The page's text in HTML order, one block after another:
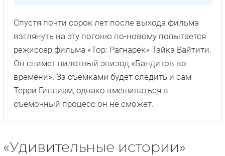
Спустя почти сорок лет после выхода фильма
взглянуть на эту погоню по-новому попытается
режиссер фильма «Тор: Рагнарёк» Тайка Вайтити.
Он снимет пилотный эпизод «Бандитов во
времени». За съемками будет следить и сам
Терри Гиллиам, однако вмешиваться в
съемочный процесс он не сможет.
«Удивительные истории»